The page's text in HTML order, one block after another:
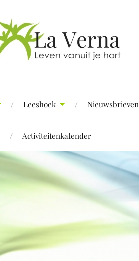
Leeshoek Nieuwsbrieven
Activiteitenkalender